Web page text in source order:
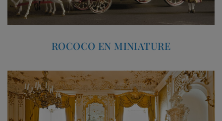
ROCOCO EN MINIATURE